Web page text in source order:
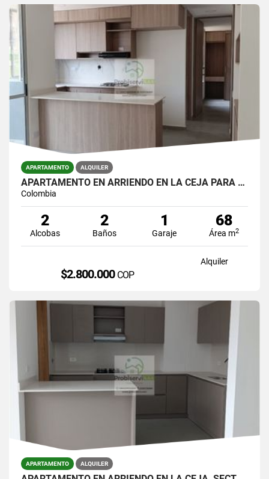
APARTAMENTO ALQUILER
APARTAMENTO EN ARRIENDO EN LA CEJA PARA ESTRENAR EN UNIDAD CERRADA.
Colombia
2
Alcobas
2
Baños
1
Garaje
68
Área m2
Alquiler
$2.800.000 COP
APARTAMENTO ALQUILER